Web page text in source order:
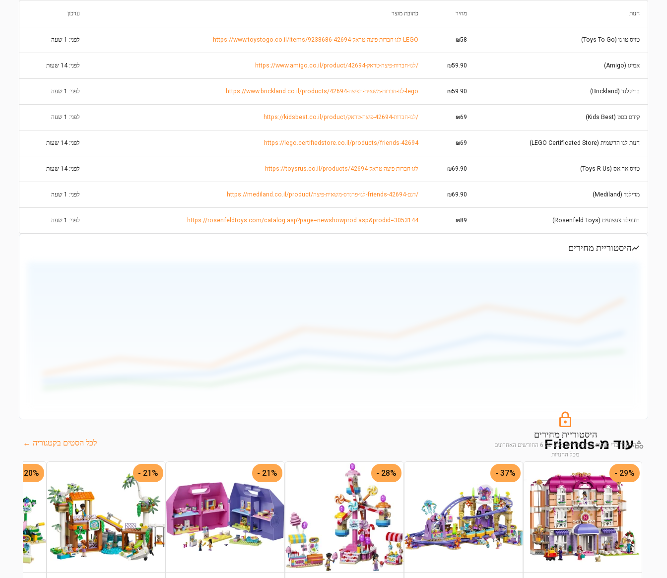
חנות מחיר כתובת מוצר עדכון
טויס טו גו (Toys To Go) ₪58 https://www.toystogo.co.il/items/9238686-לגו-חברות-פיצה-טראק-42694-LEGO לפני: 1 שעה
אמיגו (Amigo) ₪59.90 https://www.amigo.co.il/product/לגו-חברות-פיצה-טראק-42694/ לפני: 14 שעות
בריקלנד (Brickland) ₪59.90 https://www.brickland.co.il/products/לגו-חברות-משאית-הפיצה-42694-lego לפני: 1 שעה
קידס בסט (Kids Best) ₪69 https://kidsbest.co.il/product/לגו-חברות-42694-פיצה-טראק/ לפני: 1 שעה
חנות לגו הרשמית (LEGO Certificated Store) ₪69
https://lego.certifiedstore.co.il/products/friends-42694 לפני: 14 שעות
טויס אר אס (Toys R Us) ₪69.90 https://toysrus.co.il/products/42694-לגו-חברות-פיצה-טראק לפני: 14 שעות
מדילנד (Mediland) ₪69.90 https://mediland.co.il/product/לגו-פרנדס-משאית-פיצה-friends-דגם-42694/ לפני: 1 שעה
רוזנפלד צעצועים (Rosenfeld Toys) ₪89
https://rosenfeldtoys.com/catalog.asp?page=newshowprod.asp&prodid=3053144 לפני: 1 שעה
היסטוריית מחירים
היסטוריית מחירים
התחבר כדי לצפות בגרף מחירים מלא של 6 החודשים האחרונים
מכל החנויות
התחבר לצפייה בגרף
עוד מ-Friends לכל הסטים בקטגוריה ←
29% -
37% -
28% -
21% -
21% -
20% -